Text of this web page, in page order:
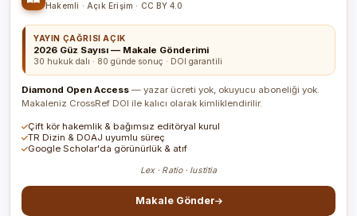
Hakemli · Açık Erişim · CC BY 4.0
YAYIN ÇAĞRISI AÇIK
2026 Güz Sayısı — Makale Gönderimi
30 hukuk dalı · 80 günde sonuç · DOI garantili
Diamond Open Access — yazar ücreti yok, okuyucu aboneliği yok.
Makaleniz CrossRef DOI ile kalıcı olarak kimliklendirilir.
Çift kör hakemlik & bağımsız editöryal kurul
TR Dizin & DOAJ uyumlu süreç
Google Scholar'da görünürlük & atıf
Lex · Ratio · Iustitia
Makale Gönder